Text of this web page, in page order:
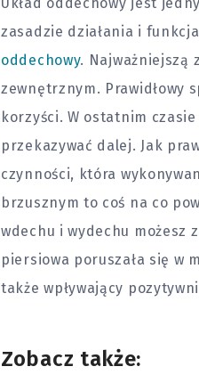
zasadzie działania i
oddechowy. Najważniejszą
zewnętrznym. Prawidłowy
korzyści. W ostatnim
przekazywać dalej. Jak
czynności, która
brzusznym to coś na co
wdechu i wydechu możesz
piersiowa poruszała się w
także wpływający
Zobacz także: